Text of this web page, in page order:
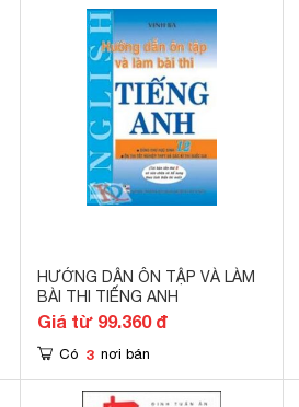
HƯỚNG DẪN ÔN TẬP VÀ LÀM
BÀI THI TIẾNG ANH
Giá từ 99.360 đ
Có 3 nơi bán